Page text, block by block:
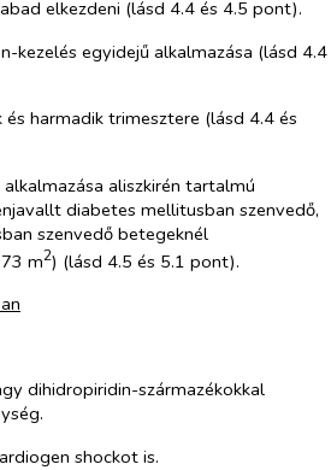
elkezdeni (lásd 4.4 és 4.5 pont).
kezelés egyidejű alkalmazása (lásd 4.4
és harmadik trimesztere (lásd 4.4 és
aliszkirén tartalmú
diabetes mellitusban szenvedő,
szenvedő betegeknél
m2) (lásd 4.5 és 5.1 pont).
dihidropiridin-származékokkal
shockot is.